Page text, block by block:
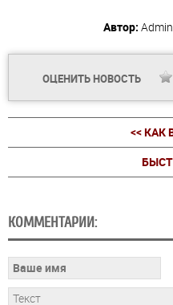
Автор: Admin
ОЦЕНИТЬ НОВОСТЬ
<< КАК
КОММЕНТАРИИ: